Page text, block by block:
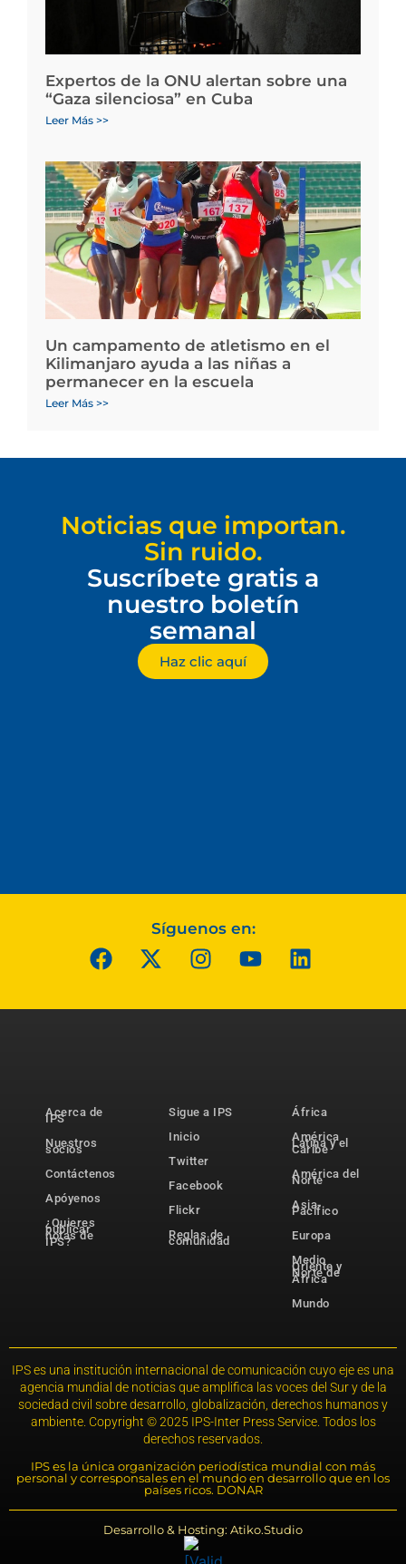
Expertos de la ONU alertan sobre una
“Gaza silenciosa” en Cuba
Leer Más >>
Un campamento de atletismo en el
Kilimanjaro ayuda a las niñas a
permanecer en la escuela
Leer Más >>
Noticias que importan.
Sin ruido.
Suscríbete gratis a
nuestro boletín
semanal
Haz clic aquí
Síguenos en:
Acerca de
IPS
Nuestros
socios
Contáctenos
Apóyenos
¿Quieres
publicar
notas de
IPS?
Sigue a IPS
Inicio
Twitter
Facebook
Flickr
Reglas de
comunidad
África
América
Latina y el
Caribe
América del
Norte
Asia-
Pacífico
Europa
Medio
Oriente y
Norte de
África
Mundo
IPS es una institución internacional de comunicación cuyo eje es una
agencia mundial de noticias que amplifica las voces del Sur y de la
sociedad civil sobre desarrollo, globalización, derechos humanos y
ambiente. Copyright © 2025 IPS-Inter Press Service. Todos los
derechos reservados.
IPS es la única organización periodística mundial con más
personal y corresponsales en el mundo en desarrollo que en los
países ricos. DONAR
Desarrollo & Hosting: Atiko.Studio